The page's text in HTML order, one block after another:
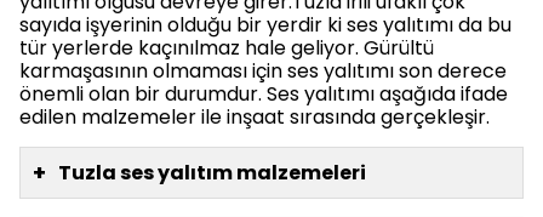
sayıda işyerinin olduğu bir yerdir ki ses yalıtımı da bu
tür yerlerde kaçınılmaz hale geliyor. Gürültü
karmaşasının olmaması için ses yalıtımı son derece
önemli olan bir durumdur. Ses yalıtımı aşağıda ifade
edilen malzemeler ile inşaat sırasında gerçekleşir.
+ Tuzla ses yalıtım malzemeleri